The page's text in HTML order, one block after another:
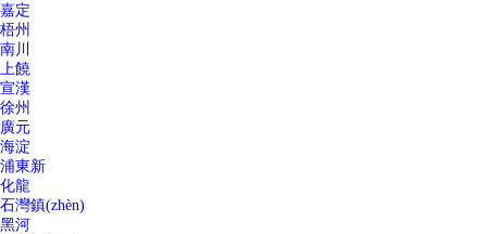
嘉定
梧州
南川
上饒
宣漢
徐州
廣元
海淀
浦東新
化龍
石灣鎮(zhèn)
黑河